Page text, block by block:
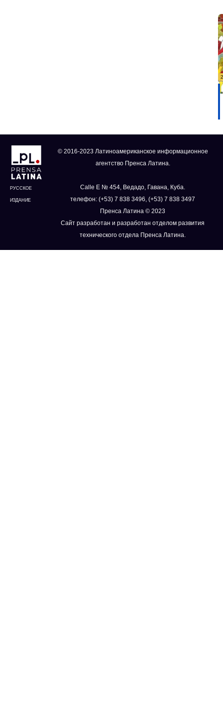
РУССКОЕ
ИЗДАНИЕ
© 2016-2023 Латиноамериканское информационное
агентство Пренса Латина.
Calle E № 454, Ведадо, Гавана, Куба.
телефон: (+53) 7 838 3496, (+53) 7 838 3497
Пренса Латина © 2023
Сайт разработан и разработан отделом развития
технического отдела Пренса Латина.